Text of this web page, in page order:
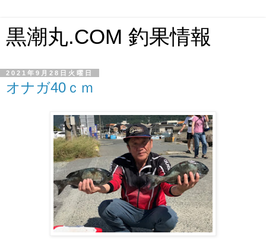
黒潮丸.COM 釣果情報
2021年9月28日火曜日
オナガ40ｃｍ